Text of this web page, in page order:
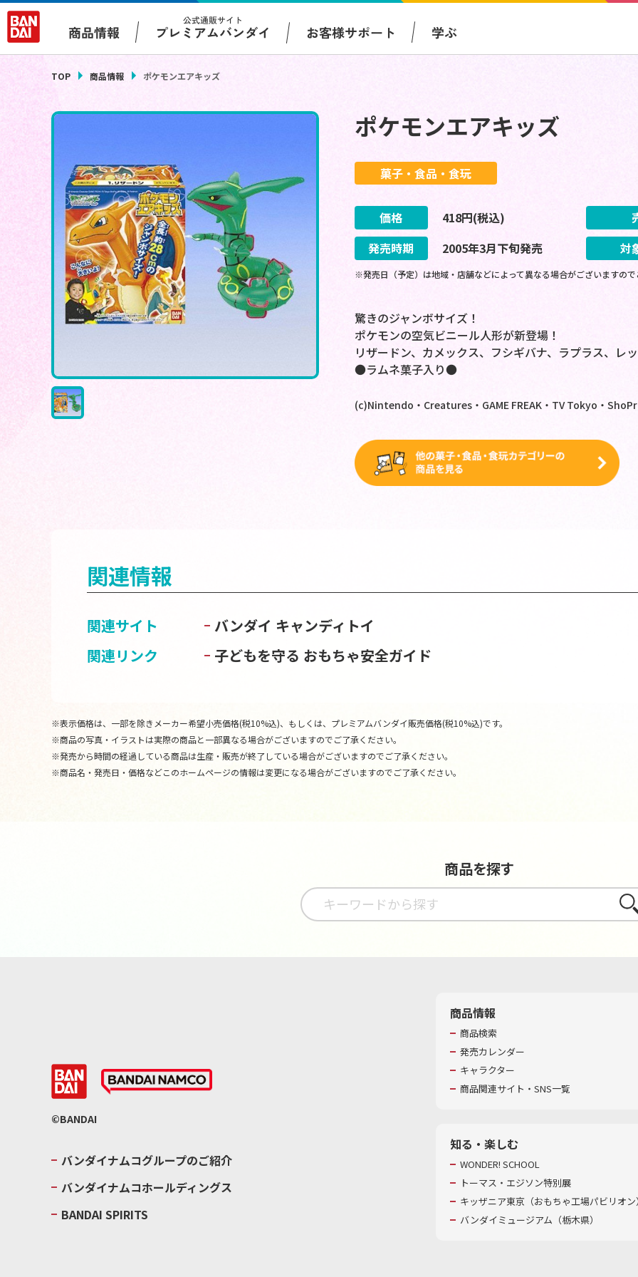
商品情報
公式通販サイト
プレミアムバンダイ お客様サポート 学ぶ
TOP 商品情報 ポケモンエアキッズ
ポケモンエアキッズ
菓子・食品・食玩
価格 418円(税込)
発売時期
2005年3月下旬発売 対
※発売日（予定）は地域・店舗などによって異なる場合がございますの
驚きのジャンボサイズ！
ポケモンの空気ビニール人形が新登場！
リザードン、カメックス、フシギバナ、ラプラス、レ
●ラムネ菓子入り●
(c)Nintendo・Creatures・GAME FREAK・TV Tokyo・
関連情報
関連サイト
バンダイ キャンディトイ
関連リンク
子どもを守る おもちゃ安全ガイド
※表示価格は、一部を除きメーカー希望小売価格(税10%込)、もしくは、プレミアムバンダイ販売価格(税10%込)です。
※商品の写真・イラストは実際の商品と一部異なる場合がございますのでご了承ください。
※発売から時間の経過している商品は生産・販売が終了している場合がございますのでご了承ください。
※商品名・発売日・価格などこのホームページの情報は変更になる場合がございますのでご了承ください。
商品を探す
さが
©BANDAI
バンダイナムコグループのご紹介
バンダイナムコホールディングス
BANDAI SPIRITS
商品情報
商品検索
発売カレンダー
キャラクター
商品関連サイト・SNS一覧
知る・楽しむ
WONDER! SCHOOL
トーマス・エジソン特別展
キッザニア東京（おもちゃ工場パビリオ
バンダイミュージアム（栃木県）